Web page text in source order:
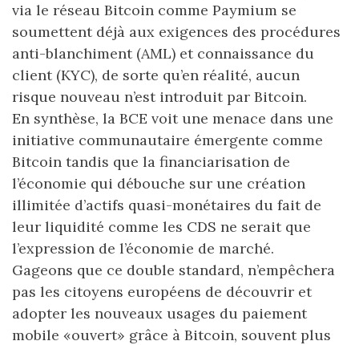
via le réseau Bitcoin comme Paymium se
soumettent déjà aux exigences des procédures
anti-blanchiment (AML) et connaissance du
client (KYC), de sorte qu’en réalité, aucun
risque nouveau n’est introduit par Bitcoin.
En synthèse, la BCE voit une menace dans une
initiative communautaire émergente comme
Bitcoin tandis que la financiarisation de
l’économie qui débouche sur une création
illimitée d’actifs quasi-monétaires du fait de
leur liquidité comme les CDS ne serait que
l’expression de l’économie de marché.
Gageons que ce double standard, n’empêchera
pas les citoyens européens de découvrir et
adopter les nouveaux usages du paiement
mobile «ouvert» grâce à Bitcoin, souvent plus